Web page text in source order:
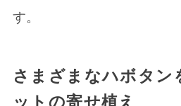
す。
さまざまなハボタン
ットの寄せ植え